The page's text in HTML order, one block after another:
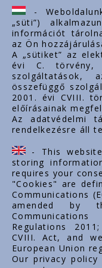
Važni linkovi
O nama
Dokumenti
Kontakt
Karijera
-
„süti”)
információt
az Ön
A „sütiket” az
évi C. törvény,
szolgáltatások,
összefüggő
2001. évi CVIII.
előírásainak
Az adatvédelmi
rendelkezésre áll
- This
storing
requires your
"Cookies" are
Communications
amended by
Regulations
CVIII. Act, and
European Union
Our privacy